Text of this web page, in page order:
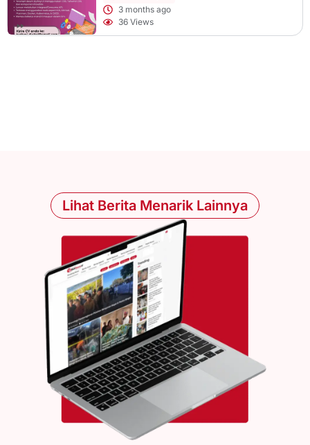
3 months ago
36 Views
Lihat Berita Menarik Lainnya